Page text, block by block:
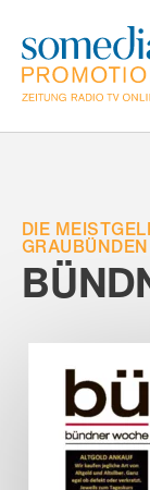
zum
Inhalt
DIE
GRAUBÜNDEN